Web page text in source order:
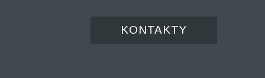
KONTAKTY